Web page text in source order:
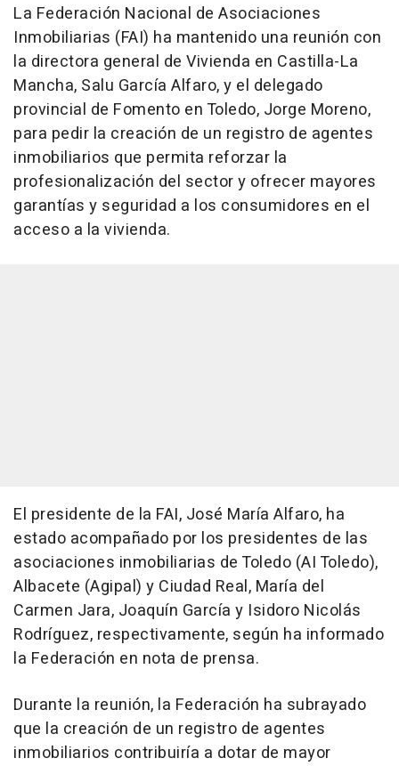
La Federación Nacional de Asociaciones
Inmobiliarias (FAI) ha mantenido una reunión con
la directora general de Vivienda en Castilla-La
Mancha, Salu García Alfaro, y el delegado
provincial de Fomento en Toledo, Jorge Moreno,
para pedir la creación de un registro de agentes
inmobiliarios que permita reforzar la
profesionalización del sector y ofrecer mayores
garantías y seguridad a los consumidores en el
acceso a la vivienda.
El presidente de la FAI, José María Alfaro, ha
estado acompañado por los presidentes de las
asociaciones inmobiliarias de Toledo (AI Toledo),
Albacete (Agipal) y Ciudad Real, María del
Carmen Jara, Joaquín García y Isidoro Nicolás
Rodríguez, respectivamente, según ha informado
la Federación en nota de prensa.
Durante la reunión, la Federación ha subrayado
que la creación de un registro de agentes
inmobiliarios contribuiría a dotar de mayor